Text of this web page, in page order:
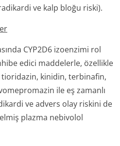
ve kalp bloğu riski).
CYP2D6 izoenzimi rol
edici maddelerle, özellikle
kinidin, terbinafin,
ile eş zamanlı
ve advers olay riskini de
plazma nebivolol